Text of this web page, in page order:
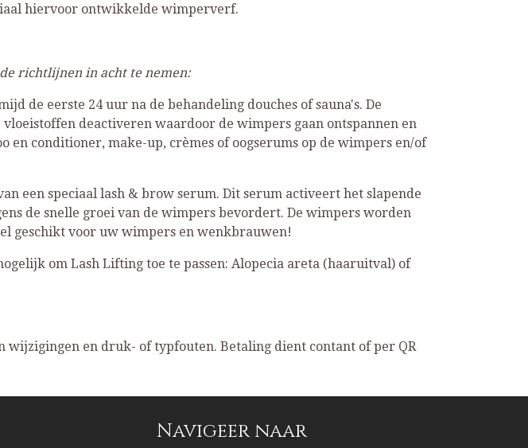
hiervoor ontwikkelde wimperverf.
richtlijnen in acht te nemen:
de eerste 24 uur na de behandeling douches of sauna's. De
deactiveren waardoor de wimpers gaan ontspannen en
conditioner, make-up, crèmes of oogserums op de wimpers en/of
een speciaal lash & brow serum. Dit serum activeert het slapende
de snelle groei van de wimpers bevordert. De wimpers worden
geschikt voor uw wimpers en wenkbrauwen!
om Lash Lifting toe te passen: Alopecia areta (haaruitval) of
en druk- of typfouten. Betaling dient contant of per QR
Navigeer naar